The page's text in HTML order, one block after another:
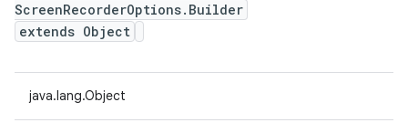
ScreenRecorderOptions.Builder
extends Object
java.lang.Object